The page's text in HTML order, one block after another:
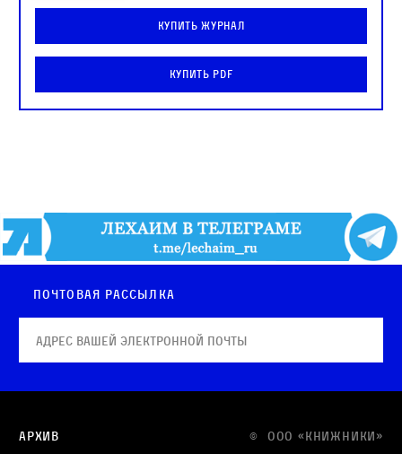
Купить журнал
Купить PDF
Почтовая рассылка
© OOO «КНИЖНИКИ»
Архив